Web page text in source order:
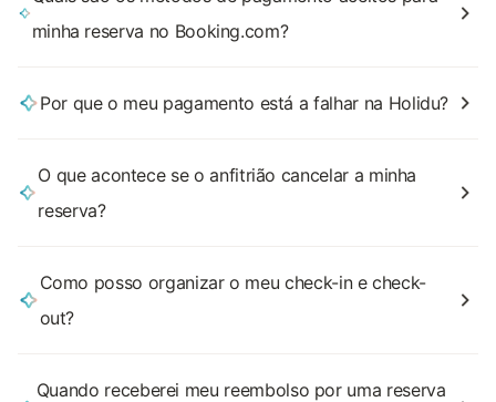
minha reserva no Booking.com?
Por que o meu pagamento está a falhar na Holidu?
O que acontece se o anfitrião cancelar a minha
reserva?
Como posso organizar o meu check-in e check-
out?
Quando receberei meu reembolso por uma reserva